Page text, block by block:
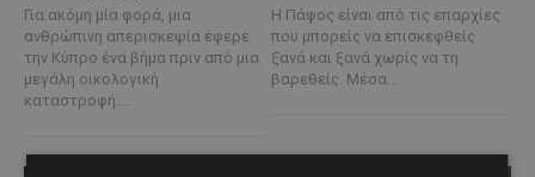
Για ακόμη μία φορά, μια
ανθρώπινη απερισκεψία έφερε
την Κύπρο ένα βήμα πριν από μια
μεγάλη οικολογική
καταστροφή....
Η Πάφος είναι από τις επαρχίες
που μπορείς να επισκεφθείς
ξανά και ξανά χωρίς να τη
βαρεθείς. Μέσα...